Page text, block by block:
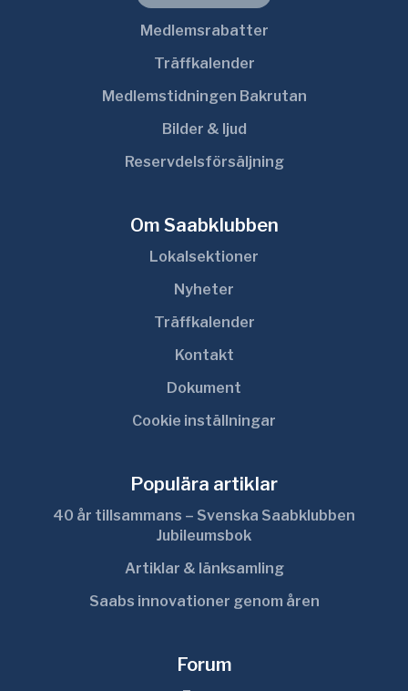
Medlemsrabatter
Träffkalender
Medlemstidningen Bakrutan
Bilder & ljud
Reservdelsförsäljning
Om Saabklubben
Lokalsektioner
Nyheter
Träffkalender
Kontakt
Dokument
Cookie inställningar
Populära artiklar
40 år tillsammans – Svenska Saabklubben
Jubileumsbok
Artiklar & länksamling
Saabs innovationer genom åren
Forum